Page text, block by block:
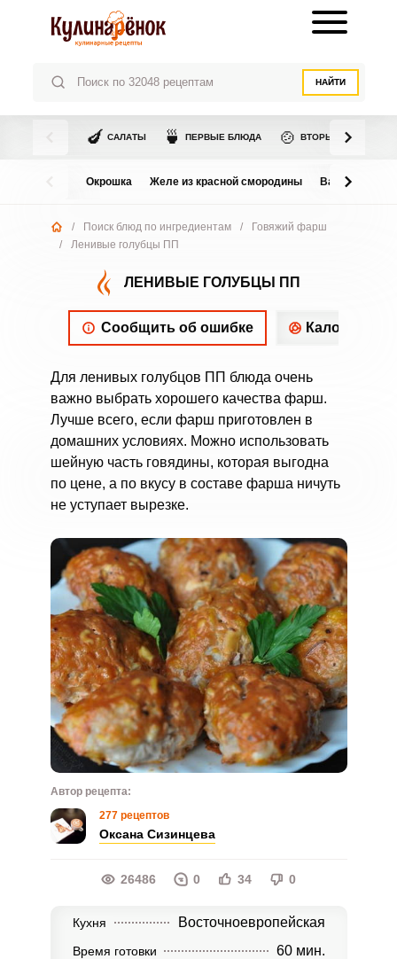
НАЙТИ
🍆 САЛАТЫ 🍵 ПЕРВЫЕ БЛЮДА 🍲 ВТОРЫЕ БЛЮДА
Окрошка Желе из красной смородины Варенье из
/ Поиск блюд по ингредиентам /
Говяжий фарш
/
Ленивые голубцы ПП
ЛЕНИВЫЕ ГОЛУБЦЫ ПП
Сообщить об ошибке
Для ленивых голубцов ПП блюда очень
важно выбрать хорошего качества фарш.
Лучше всего, если фарш приготовлен в
домашних условиях. Можно использовать
шейную часть говядины, которая выгодна
по цене, а по вкусу в составе фарша ничуть
не уступает вырезке.
Автор рецепта:
277 рецептов
Оксана Сизинцева
26486 0 34 0
Кухня Восточноевропейская
Время готовки 60 мин.